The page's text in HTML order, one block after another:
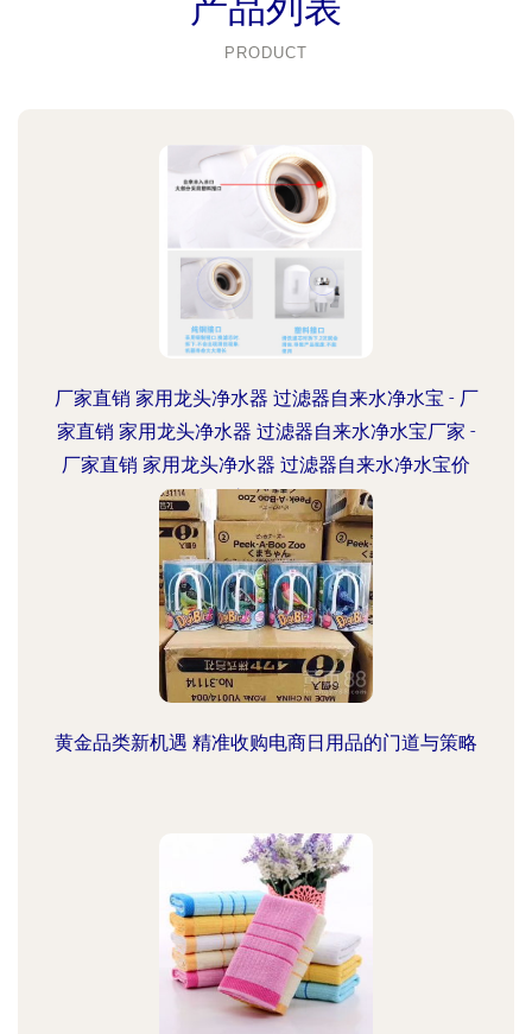
PRODUCT
厂家直销 家用龙头净水器 过滤器自来水净水宝 - 厂
家直销 家用龙头净水器 过滤器自来水净水宝厂家 -
厂家直销 家用龙头净水器 过滤器自来水净水宝价
格 - 义乌市开拓日用品厂 -
黄金品类新机遇 精准收购电商日用品的门道与策略